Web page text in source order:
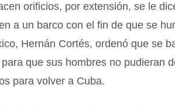
orificios, por extensión, se le
a un barco con el fin de que se
Hernán Cortés, ordenó que se
que sus hombres no pudieran
para volver a Cuba.